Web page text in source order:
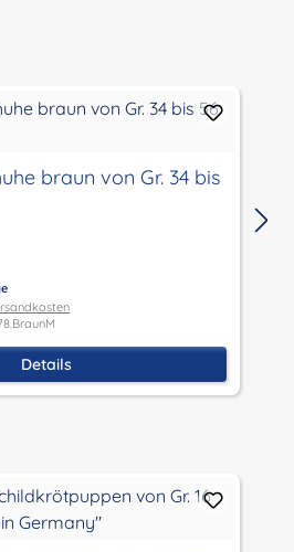
braun von Gr. 34 bis
Details